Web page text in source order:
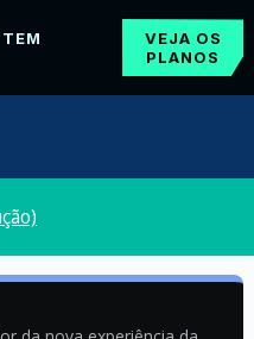
VEJA OS
PLANOS